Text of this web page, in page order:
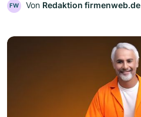
FW Von Redaktion firmenweb.de